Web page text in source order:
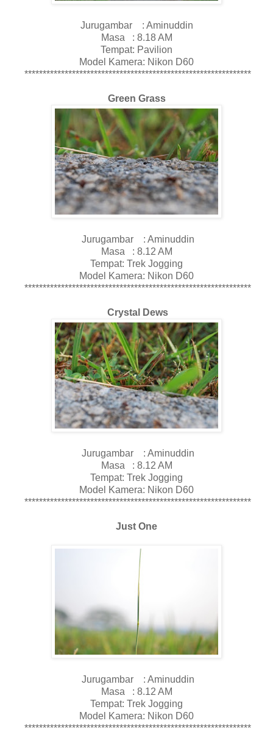
Jurugambar : Aminuddin
Masa : 8.18 AM
Tempat: Pavilion
Model Kamera: Nikon D60
**************************************************************
Green Grass
Jurugambar : Aminuddin
Masa : 8.12 AM
Tempat: Trek Jogging
Model Kamera: Nikon D60
**************************************************************
Crystal Dews
Jurugambar : Aminuddin
Masa : 8.12 AM
Tempat: Trek Jogging
Model Kamera: Nikon D60
**************************************************************
Just One
Jurugambar : Aminuddin
Masa : 8.12 AM
Tempat: Trek Jogging
Model Kamera: Nikon D60
**************************************************************